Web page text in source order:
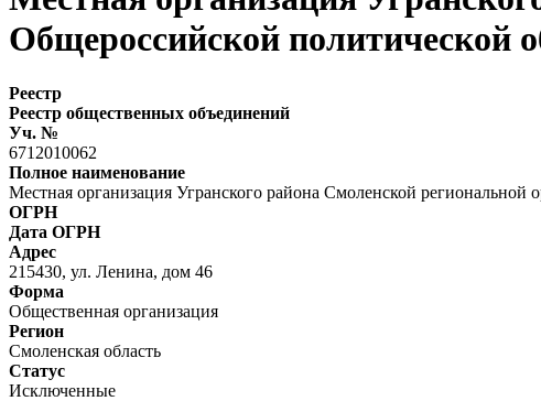
Общероссийской политической
Реестр
Реестр общественных объединений
Уч. №
6712010062
Полное наименование
Местная организация Угранского района Смоленской
ОГРН
Дата ОГРН
Адрес
215430, ул. Ленина, дом 46
Форма
Общественная организация
Регион
Смоленская область
Статус
Исключенные